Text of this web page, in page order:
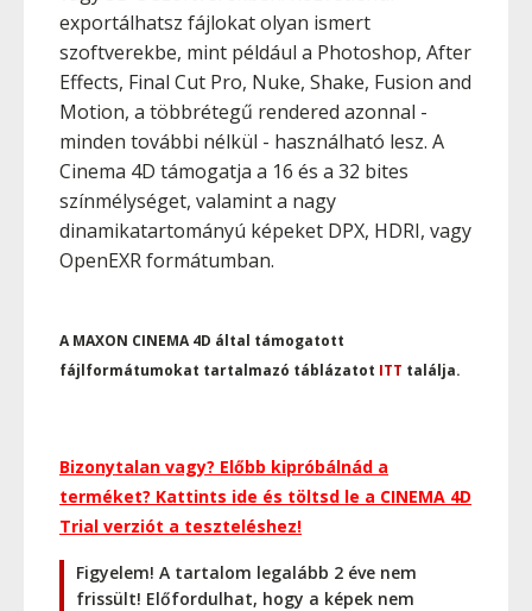
exportálhatsz fájlokat olyan ismert
szoftverekbe, mint például a Photoshop, After
Effects, Final Cut Pro, Nuke, Shake, Fusion and
Motion, a többrétegű rendered azonnal -
minden további nélkül - használható lesz. A
Cinema 4D támogatja a 16 és a 32 bites
színmélységet, valamint a nagy
dinamikatartományú képeket DPX, HDRI, vagy
OpenEXR formátumban.
A MAXON CINEMA 4D által támogatott
fájlformátumokat tartalmazó táblázatot ITT találja.
Bizonytalan vagy? Előbb kipróbálnád a
terméket? Kattints ide és töltsd le a CINEMA 4D
Trial verziót a teszteléshez!
Figyelem! A tartalom legalább 2 éve nem
frissült! Előfordulhat, hogy a képek nem